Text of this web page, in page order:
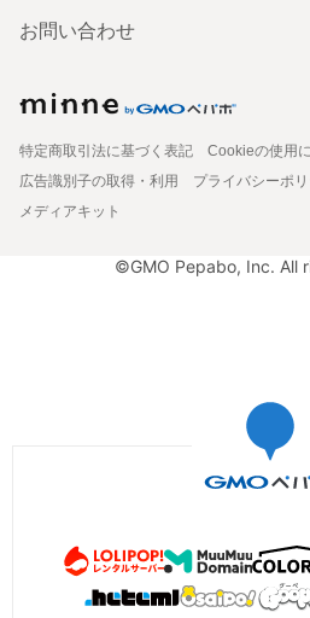
お問い合わせ
特定商取引法に基づく表記
Cookieの使用
広告識別子の取得・利用
プライバシーポ
メディアキット
©GMO Pepabo, Inc. All